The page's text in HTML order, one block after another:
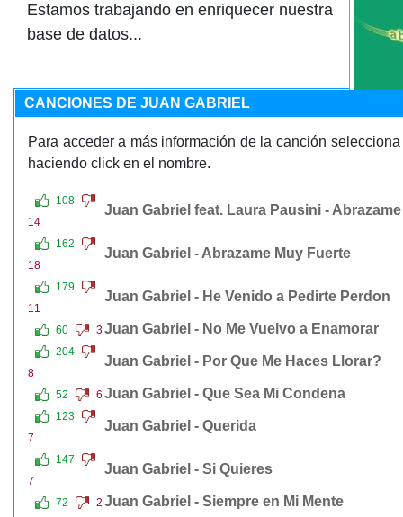
Estamos trabajando en enriquecer nuestra
base de datos...
CANCIONES DE JUAN GABRIEL
Para acceder a más información de la canción
haciendo click en el nombre.
108
14
Juan Gabriel feat. Laura Pausini -
162
18
Juan Gabriel - Abrazame Muy Fuerte
179
11
Juan Gabriel - He Venido a Pedirte Perdon
60 3Juan Gabriel - No Me Vuelvo a Enamorar
204
8
Juan Gabriel - Por Que Me Haces Llorar?
52 6 Juan Gabriel - Que Sea Mi Condena
123
7
Juan Gabriel - Querida
147
7
Juan Gabriel - Si Quieres
72 2 Juan Gabriel - Siempre en Mi Mente